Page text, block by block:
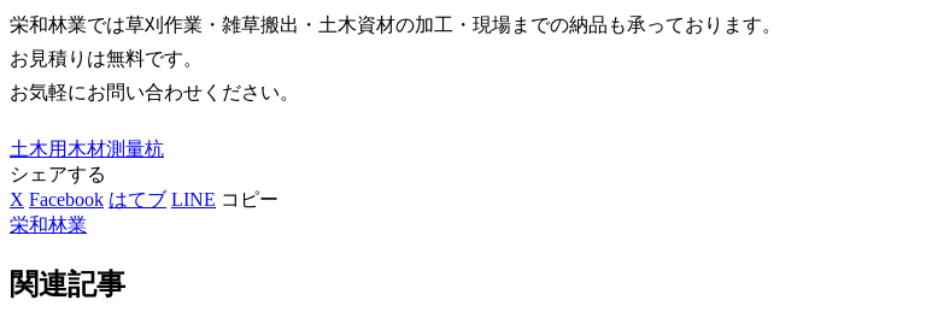
栄和林業では草刈作業・雑草搬出・土木資材の加工・現場までの納品も承っております。
お見積りは無料です。
お気軽にお問い合わせください。
土木用木材測量杭
シェアする
X Facebook はてブ LINE コピー
栄和林業
関連記事